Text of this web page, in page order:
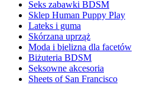
Seks zabawki BDSM
Sklep Human Puppy Play
Lateks i guma
Skórzana uprząż
Moda i bielizna dla facetów
Biżuteria BDSM
Seksowne akcesoria
Sheets of San Francisco